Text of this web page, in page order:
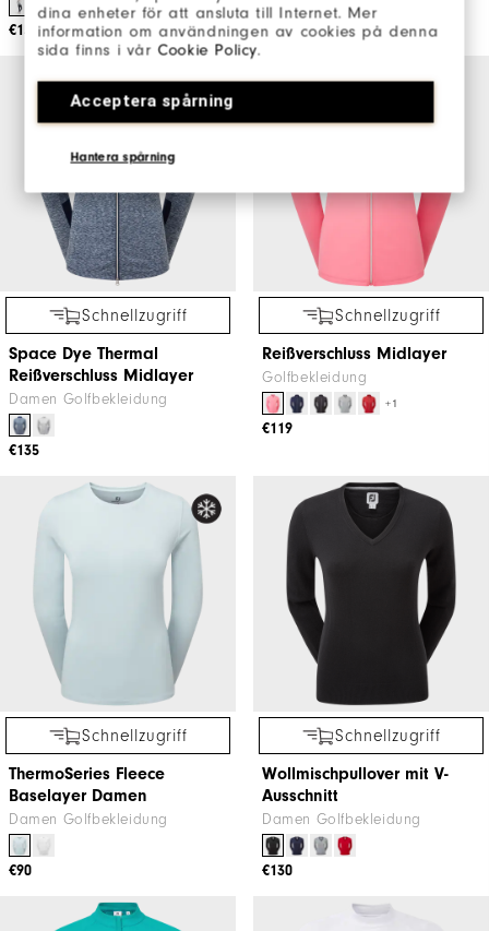
dina enheter för att ansluta till Internet. Mer
information om användningen av cookies på denna
sida finns i vårCookie Policy.
Acceptera spårning
Hantera spårning
€150 €130
Schnellzugriff
Space Dye Thermal
Reißverschluss Midlayer
Damen Golfbekleidung
€135
Schnellzugriff
Reißverschluss Midlayer
Golfbekleidung
+1
€119
Schnellzugriff
ThermoSeries Fleece
Baselayer Damen
Damen Golfbekleidung
€90
Schnellzugriff
Wollmischpullover mit V-
Ausschnitt
Damen Golfbekleidung
€130